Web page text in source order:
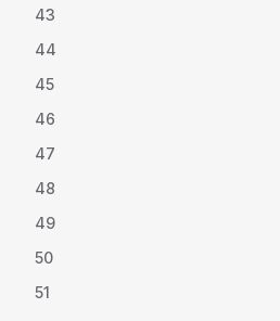
43
44
45
46
47
48
49
50
51